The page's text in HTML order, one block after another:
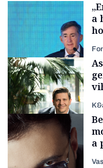
Elszámoltatás
a
TÁMOGATÓI
a